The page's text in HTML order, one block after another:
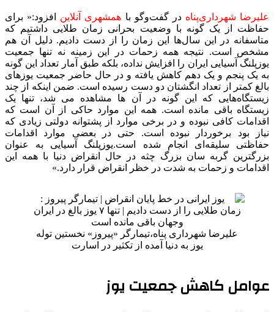
علیرضا شهرداری‌پناه در گفت‌وگو با همشهری آنلاین افزود:« برای
حفاظت از یک گونه با وضعیت بحرانی زمان طلایی داشتیم که
متاسفانه در این سال‌ها این زمان را از دست دادیم. دلیل آن هم
مشخص است. نتیجه همه زحمات در این زمینه نه تنها جمعیت
یوزپلنگ آسیایی ایران را افزایش نداده، بلکه طبق آمار تعداد این گونه
به یک پنجم و یک دهم کاهش یافته و در حال حاضر جمعیت یوزهای
بالغ کمتر از تعداد انگشتان دو دست رسیده است. ضمن اینکه از چند
زیستگاه‌هایی که این گونه در آن ها مشاهده می شد، تنها یک
زیستگاه باقی مانده است. همه این موارد حاکی از آن است که
اقدامات کافی نبوده و در برخی موارد از پشتوانه دولتی زیادی که
نیاز بود برخوردار نبوده است. حتی در بعضی موارد اقدامات
حفاظتی سلیقه‌ای انجام شده است.یوزپلنگ آسیایی به عنوان
بزرگترین گربه سان بزرگ چثه در حال انقراض دنیا با همه این
اقدامات و زحمات به شدت در خظر انقراض قرار دارد.»
علیرضا شهرداری پناه،تیمارگر «پیروز» نخستین توله
یوز به دنیا آمده از تکثیر در اسارت
عوامل کاهش جمعیت یوز